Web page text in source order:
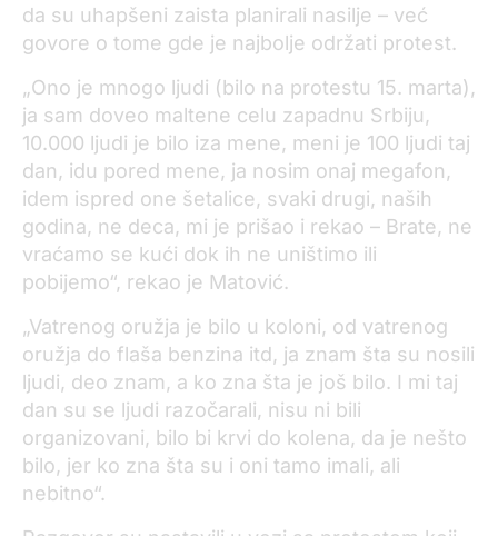
da su uhapšeni zaista planirali nasilje – već
govore o tome gde je najbolje održati protest.
„Ono je mnogo ljudi (bilo na protestu 15. marta),
ja sam doveo maltene celu zapadnu Srbiju,
10.000 ljudi je bilo iza mene, meni je 100 ljudi taj
dan, idu pored mene, ja nosim onaj megafon,
idem ispred one šetalice, svaki drugi, naših
godina, ne deca, mi je prišao i rekao – Brate, ne
vraćamo se kući dok ih ne uništimo ili
pobijemo“, rekao je Matović.
„Vatrenog oružja je bilo u koloni, od vatrenog
oružja do flaša benzina itd, ja znam šta su nosili
ljudi, deo znam, a ko zna šta je još bilo. I mi taj
dan su se ljudi razočarali, nisu ni bili
organizovani, bilo bi krvi do kolena, da je nešto
bilo, jer ko zna šta su i oni tamo imali, ali
nebitno“.